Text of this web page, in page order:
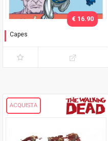
Capes
€ 16.90
ACQUISTA